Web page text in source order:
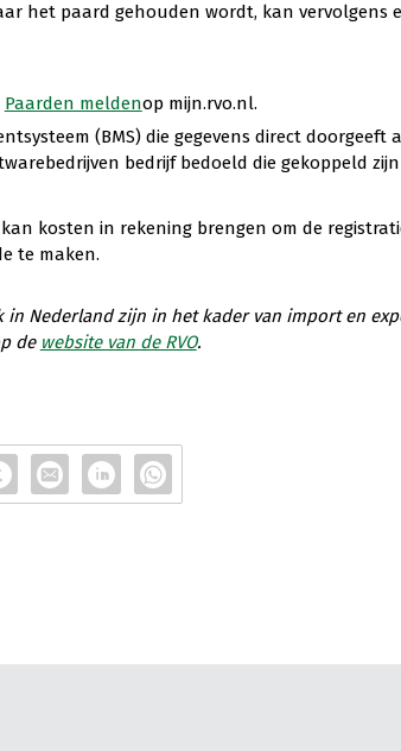
het paard gehouden wordt, kan vervolgens
Paarden meldenop mijn.rvo.nl.
(BMS) die gegevens direct
bedrijf bedoeld die gekoppeld
kosten in rekening brengen om de
te maken.
in Nederland zijn in het kader van import en
de website van de RVO.